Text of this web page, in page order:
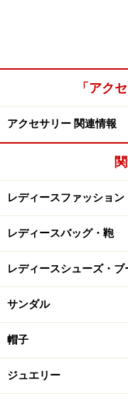
「アク
アクセサリー 関連情報
レディースファッション
レディースバッグ・鞄
レディースシューズ・ブ
サンダル
帽子
ジュエリー